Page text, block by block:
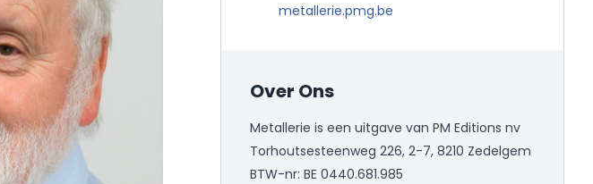
metallerie.pmg.be
Over Ons
Metallerie is een uitgave van PM Editions nv
Torhoutsesteenweg 226, 2-7, 8210 Zedelgem
BTW-nr: BE 0440.681.985